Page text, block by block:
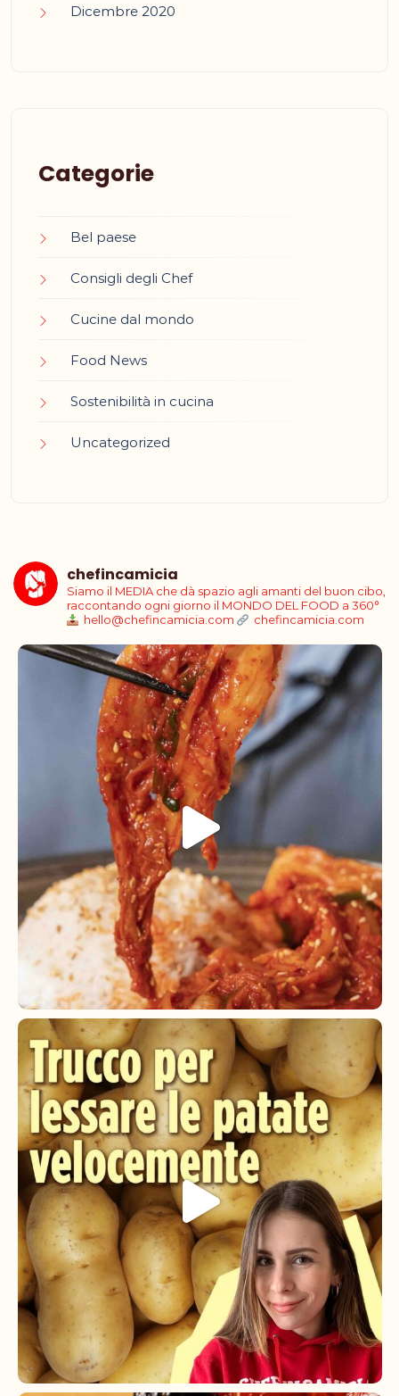
Dicembre 2020
Categorie
Bel paese
Consigli degli Chef
Cucine dal mondo
Food News
Sostenibilità in cucina
Uncategorized
chefincamicia
Siamo il MEDIA che dà spazio agli amanti del buon cibo,
raccontando ogni giorno il MONDO DEL FOOD a 360°
hello@chefincamicia.com
chefincamicia.com